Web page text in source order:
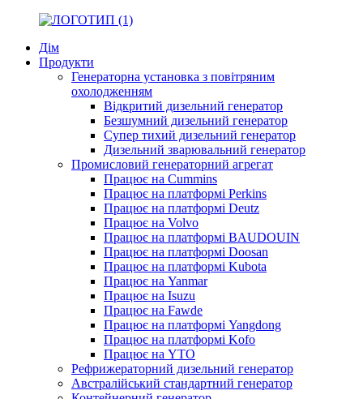
Дім
Продукти
Генераторна установка з повітряним
охолодженням
Відкритий дизельний генератор
Безшумний дизельний генератор
Супер тихий дизельний генератор
Дизельний зварювальний генератор
Промисловий генераторний агрегат
Працює на Cummins
Працює на платформі Perkins
Працює на платформі Deutz
Працює на Volvo
Працює на платформі BAUDOUIN
Працює на платформі Doosan
Працює на платформі Kubota
Працює на Yanmar
Працює на Isuzu
Працює на Fawde
Працює на платформі Yangdong
Працює на платформі Kofo
Працює на YTO
Рефрижераторний дизельний генератор
Австралійський стандартний генератор